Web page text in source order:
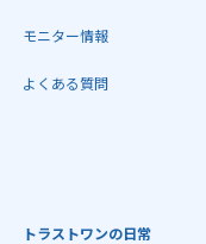
モニター情報
よくある質問
トラストワンの日常